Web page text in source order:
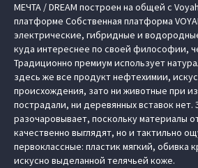
МЕЧТА / DREAM построен на общей с
платформе Cобственная платформа
электрические, гибридные и
куда интереснее по своей философии,
Традиционно премиум использует
здесь же все продукт нефтехимии,
происхождения, зато ни животные при
пострадали, ни деревянных вставок нет.
разочаровывает, поскольку материалы
качественно выглядят, но и тактильно
первоклассные: пластик мягкий, обивка
искусно выделанной телячьей коже.